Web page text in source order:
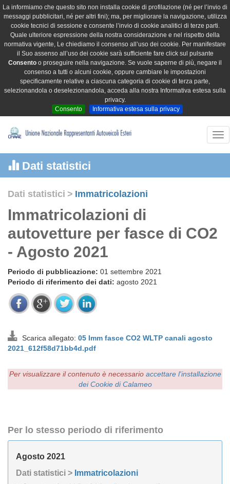
La informiamo che questo sito non installa cookie di profilazione (né per l’invio di
messaggi pubblicitari, né per altri fini); ma, per migliorare la navigazione, utilizza
cookie tecnici di sessione e consente l’invio di cookie analitici di terze parti.
Quale ulteriore espressione della nostra considerazione e nel rispetto della
normativa vigente, Le chiediamo il consenso all’uso dei cookie. Per manifestare
il Suo assenso all’uso dei cookie sarà sufficiente fare click sul pulsante
Consento o proseguire nella navigazione. Se vuole saperne di più, negare il
consenso a tutti o alcuni cookie, oppure cambiare le impostazioni
specificamente relative a ciascuna categoria di cookie di terza parte,
selezionandola o deselezionandola, acceda alla nostra Informativa estesa sulla
privacy.
Consento
Informativa estesa sulla privacy
Dati statistici
Dati statistici > Immatricolazioni
Immatricolazioni di
autovetture per fasce di CO2
- Agosto 2021
Periodo di pubblicazione: 01 settembre 2021
Periodo di riferimento dei dati: agosto 2021
Scarica allegato: 05 Imm fasce CO2 WLTP canali agosto
2021_612f58d71bb4d.pdf
Per visualizzare il contenuto è necessario accettare l'installazione
dei Cookie di Calameo
Per lo stesso periodo di riferimento
Agosto 2021
Dati statistici > Immatricolazioni